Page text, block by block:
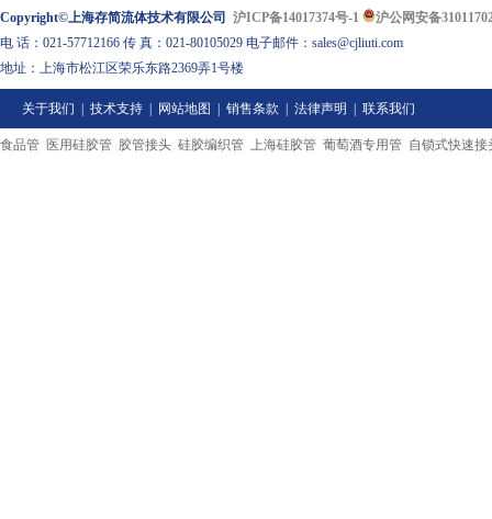
Copyright©上海存简流体技术有限公司 沪ICP备14017374号-1
沪公网安备
电 话：021-57712166 传 真：021-80105029 电子邮件：sales@cjliuti.com
地址：上海市松江区荣乐东路2369弄1号楼
关于我们 技术支持 网站地图 销售条款 法律声明 联系我们
食品管 医用硅胶管 胶管接头 硅胶编织管 上海硅胶管 葡萄酒专用管 自锁式快速接